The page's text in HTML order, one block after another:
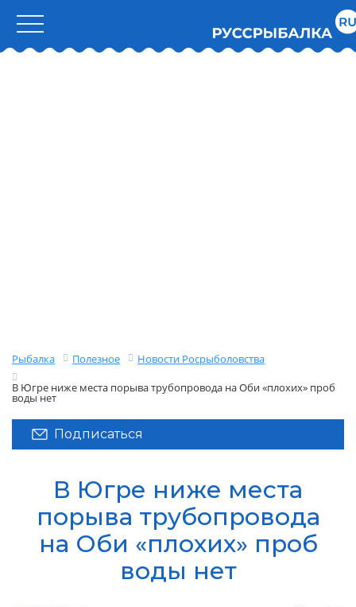
Рыбалка Полезное
Новости Росрыболовства
В Югре ниже места порыва трубопровода на Оби «плохих» проб
воды нет
Подписаться
В Югре ниже места
порыва трубопровода
на Оби «плохих» проб
воды нет